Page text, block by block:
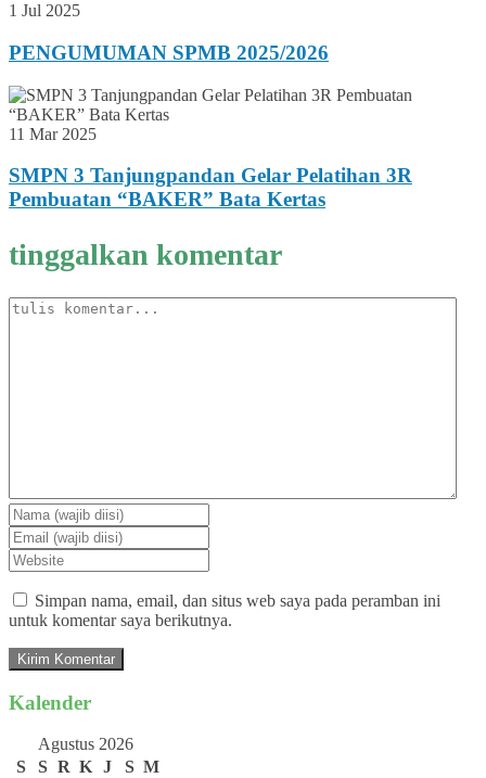
1 Jul 2025
PENGUMUMAN SPMB 2025/2026
11 Mar 2025
SMPN 3 Tanjungpandan Gelar Pelatihan 3R
Pembuatan “BAKER” Bata Kertas
tinggalkan komentar
Simpan nama, email, dan situs web saya pada peramban ini
untuk komentar saya berikutnya.
Kalender
Agustus 2026
S
S R K J S M